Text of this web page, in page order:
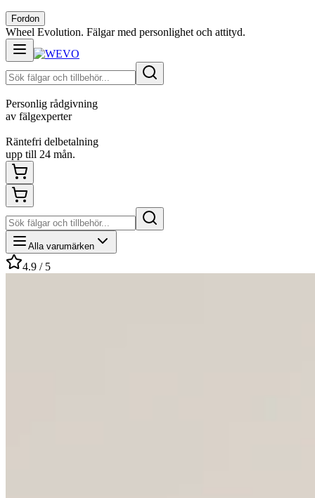
Fordon
Wheel Evolution. Fälgar med personlighet och attityd.
Personlig rådgivning
av fälgexperter
Räntefri delbetalning
upp till 24 mån.
Alla varumärken
4.9 / 5